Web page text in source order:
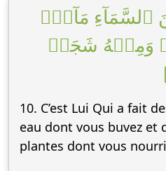
ٱلسَّمَآءِ مَآءٗۖ
وَمِنۡهُ شَجَرٞ
10. C’est Lui Qui a fait
eau dont vous buvez et
plantes dont vous